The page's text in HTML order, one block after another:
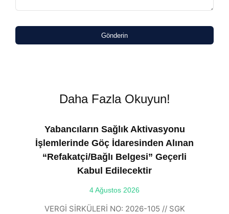
Gönderin
Daha Fazla Okuyun!
Yabancıların Sağlık Aktivasyonu
İşlemlerinde Göç İdaresinden Alınan
“Refakatçi/Bağlı Belgesi” Geçerli
Kabul Edilecektir
4 Ağustos 2026
VERGİ SİRKÜLERİ NO: 2026-105 // SGK